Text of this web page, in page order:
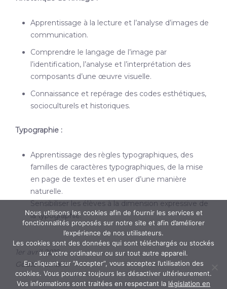
Apprentissage à la lecture et l’analyse d’images de
communication.
Comprendre le langage de l’image par
l’identification, l’analyse et l’interprétation des
composants d’une œuvre visuelle.
Connaissance et repérage des codes esthétiques,
socioculturels et historiques.
Typographie :
Apprentissage des règles typographiques, des
familles de caractères typographiques, de la mise
en page de textes et en user d’une manière
naturelle.
Sensibiliser les élèves à la dimension expressive de
la typographie.
1er avril 2019
Godts Nathalie
Nous utilisons les cookies afin de fournir les services et
fonctionnalités proposés sur notre site et afin d’améliorer
l’expérience de nos utilisateurs.
Les cookies sont des données qui sont téléchargés ou stockés
sur votre ordinateur ou sur tout autre appareil.
En cliquant sur ”Accepter”, vous acceptez l’utilisation des
cookies. Vous pourrez toujours les désactiver ultérieurement.
Vos informations sont traitées en respectant la législation en